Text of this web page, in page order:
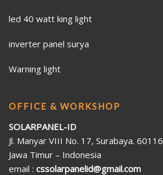
led 40 watt king light
inverter panel surya
Warning light
OFFICE & WORKSHOP
SOLARPANEL-ID
Jl. Manyar VIII No. 17, Surabaya. 60116
Jawa Timur – Indonesia
email : cssolarpanelid@gmail.com